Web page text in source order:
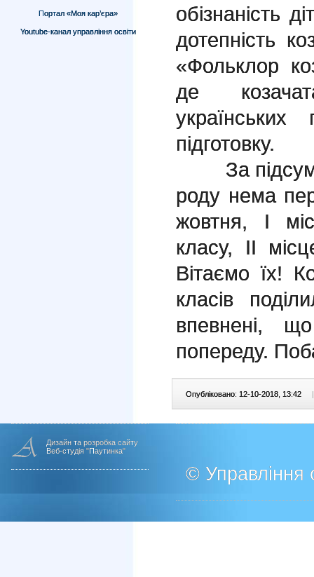
Портал «Моя кар’єра»
Youtube-канал управління освіти
обізнаність
дотепність
«Фольклор
де
підготовку.
За
роду нема
жовтня, І
класу, ІІ
Вітаємо їх!
класів
впевнені,
попереду.
Опубліковано: 12-10-2018, 13:42 |
Дизайн та розробка сайту
Веб-студія "Паутинка"
© Управління